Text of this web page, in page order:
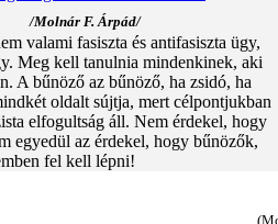
/Molnár F. Árpád/
valami fasiszta és antifasiszta ügy,
Meg kell tanulnia mindenkinek, aki
A bűnöző az bűnöző, ha zsidó, ha
oldalt sújtja, mert célpontjukban
elfogultság áll. Nem érdekel, hogy
egyedül az érdekel, hogy bűnözők,
fel kell lépni!